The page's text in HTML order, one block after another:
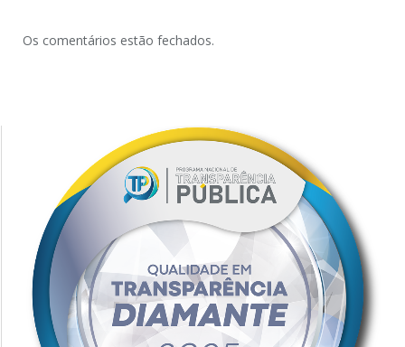
Os comentários estão fechados.